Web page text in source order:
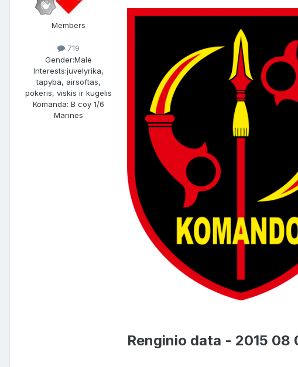
Members
719
Gender:Male
Interests:juvelyrika,
tapyba, airsoftas,
pokeris, viskis ir kugelis
Komanda: B coy 1/6
Marines
Renginio data - 2015 08